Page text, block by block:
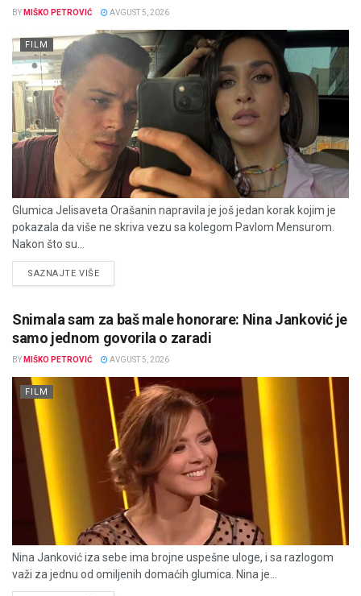
BY MIŠKO PETROVIĆ AVGUST 5, 2026
FILM
Glumica Jelisaveta Orašanin napravila je još jedan korak kojim je
pokazala da više ne skriva vezu sa kolegom Pavlom Mensurom.
Nakon što su...
SAZNAJTE VIŠEDETAILS
Snimala sam za baš male honorare: Nina Janković je
samo jednom govorila o zaradi
BY MIŠKO PETROVIĆ AVGUST 5, 2026
FILM
Nina Janković iza sebe ima brojne uspešne uloge, i sa razlogom
važi za jednu od omiljenih domaćih glumica. Nina je...